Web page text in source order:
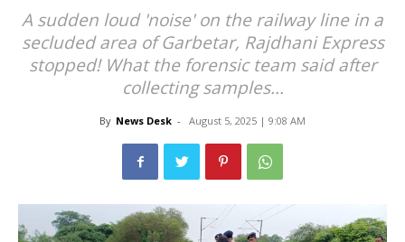
A sudden loud 'noise' on the railway line in a
secluded area of Garbetar, Rajdhani Express
stopped! What the forensic team said after
collecting samples...
By News Desk - August 5, 2025 | 9:08 AM